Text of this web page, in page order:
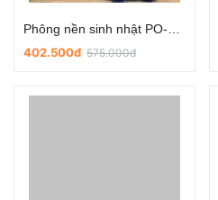
402.500đ 575.000đ